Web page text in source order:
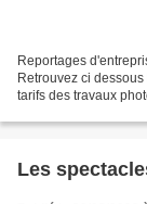
Reportages
Retrouvez ci
tarifs des travaux photos de
Les